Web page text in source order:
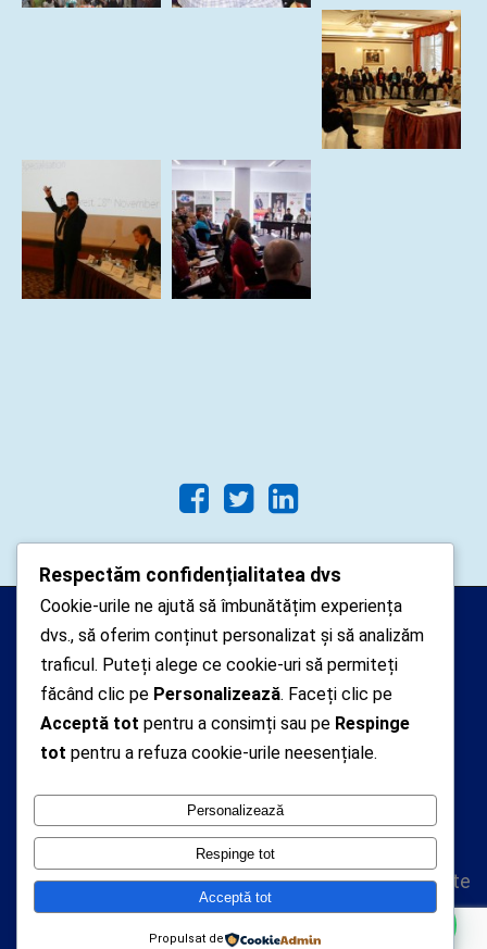
Arhipelago Interactive © 2010-
2024. Toate drepturile rezervate.
Datele cu caracter personal
colectate pe acest site sunt administrate de un
operator
Nationala de Supraveghere a Prelucrarii Datelor cu
Politica de confidentialitate
Politica cookie-uri
A.N.P.C.
Respectăm confidențialitatea dvs
Cookie-urile ne ajută să îmbunătățim experiența
dvs., să oferim conținut personalizat și să analizăm
traficul. Puteți alege ce cookie-uri să permiteți
făcând clic pe Personalizează. Faceți clic pe
Acceptă tot pentru a consimți sau pe Respinge
tot pentru a refuza cookie-urile neesențiale.
Personalizează
Respinge tot
Acceptă tot
Propulsat de